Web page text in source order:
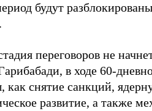
будут
переговоров не
в ходе 60-
как снятие санкций,
развитие, а также